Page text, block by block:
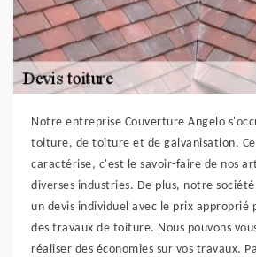
Notre entreprise Couverture Angelo
toiture, de toiture et de galvanisation. Ce
caractérise, c'est le savoir-faire de nos
diverses industries. De plus, notre
un devis individuel avec le prix approprié
des travaux de toiture. Nous pouvons
réaliser des économies sur vos travaux.